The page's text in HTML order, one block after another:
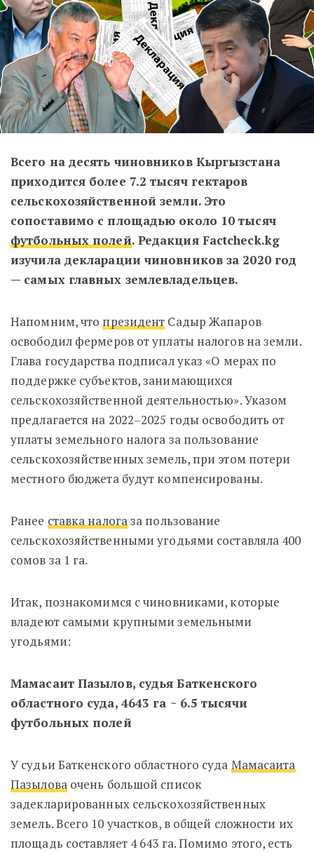
Всего на десять чиновников Кыргызстана
приходится более 7.2 тысяч гектаров
сельскохозяйственной земли. Это
сопоставимо с площадью около 10 тысяч
футбольных полей. Редакция Factcheck.kg
изучила декларации чиновников за 2020 год
— самых главных землевладельцев.
Напомним, что президент Садыр Жапаров
освободил фермеров от уплаты налогов на земли.
Глава государства подписал указ «О мерах по
поддержке субъектов, занимающихся
сельскохозяйственной деятельностью». Указом
предлагается на 2022–2025 годы освободить от
уплаты земельного налога за пользование
сельскохозяйственных земель, при этом потери
местного бюджета будут компенсированы.
Ранее ставка налогаза пользование
сельскохозяйственными угодьями составляла 400
сомов за 1 га.
Итак, познакомимся с чиновниками, которые
владеют самыми крупными земельными
угодьями:
Мамасаит Пазылов, судья Баткенского
областного суда, 4643 га ~ 6.5 тысячи
футбольных полей
У судьи Баткенского областного суда Мамасаита
Пазыловаочень большой список
задекларированных сельскохозяйственных
земель. Всего 10 участков, в общей сложности их
площадь составляет 4 643 га. Помимо этого, есть